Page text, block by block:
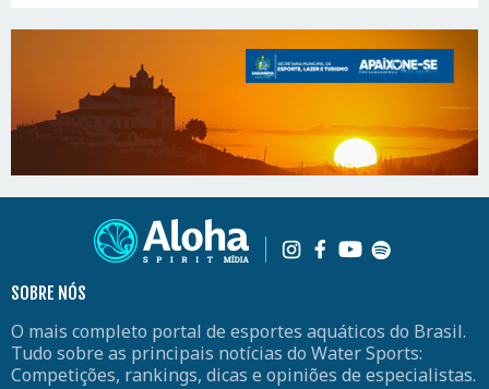
SOBRE NÓS
O mais completo portal de esportes aquáticos do Brasil.
Tudo sobre as principais notícias do Water Sports:
Competições, rankings, dicas e opiniões de especialistas.